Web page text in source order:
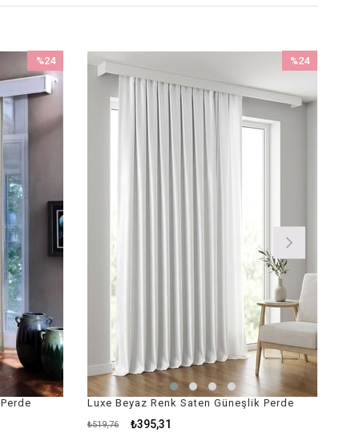
%24
İndirim
%24İndirim
Luxe Beyaz Renk Saten Güneşlik Perde
₺395,31
₺519,76
%24
%24İndirim